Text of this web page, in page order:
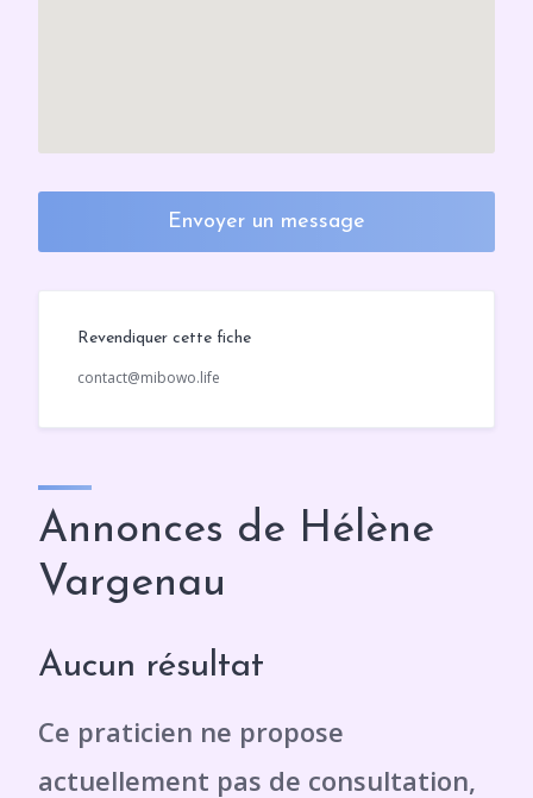
Envoyer un message
Revendiquer cette fiche
contact@mibowo.life
Annonces de Hélène
Vargenau
Aucun résultat